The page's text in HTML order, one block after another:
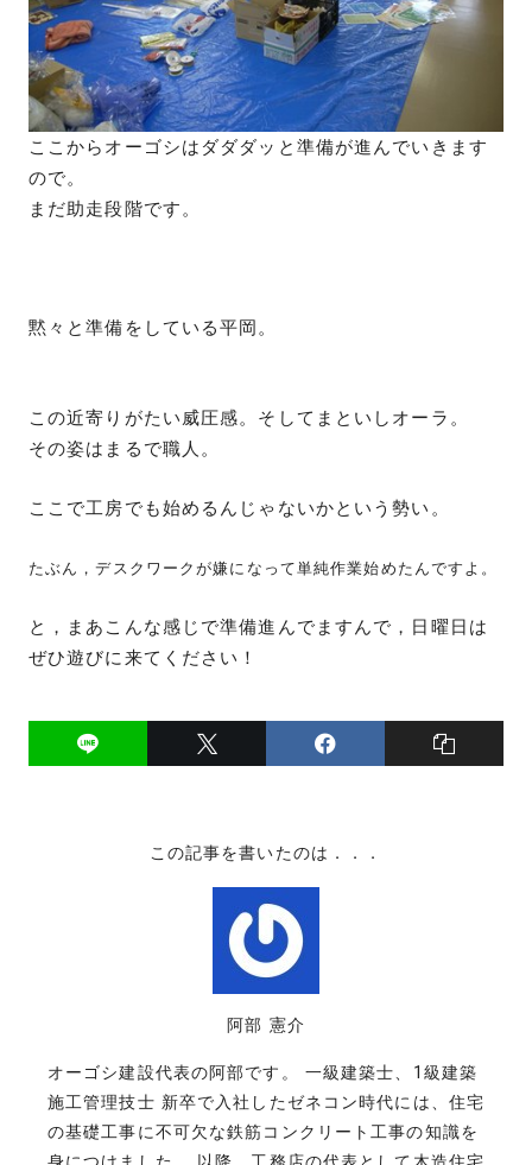
ここからオーゴシはダダダッと準備が進んでいきます
ので。
まだ助走段階です。
黙々と準備をしている平岡。
この近寄りがたい威圧感。そしてまといしオーラ。
その姿はまるで職人。
ここで工房でも始めるんじゃないかという勢い。
たぶん，デスクワークが嫌になって単純作業始めたんですよ。
と，まあこんな感じで準備進んでますんで，日曜日は
ぜひ遊びに来てください！
この記事を書いたのは．．．
阿部 憲介
オーゴシ建設代表の阿部です。 一級建築士、1級建築
施工管理技士 新卒で入社したゼネコン時代には、住宅
の基礎工事に不可欠な鉄筋コンクリート工事の知識を